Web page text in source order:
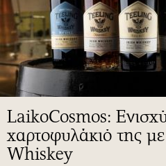
LaikoCosmos:
χαρτοφυλάκιό της
Whiskey